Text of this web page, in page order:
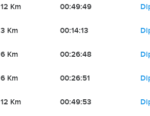
12 Km 00:49:49
3 Km 00:14:13
6 Km 00:26:48
6 Km 00:26:51
12 Km 00:49:53